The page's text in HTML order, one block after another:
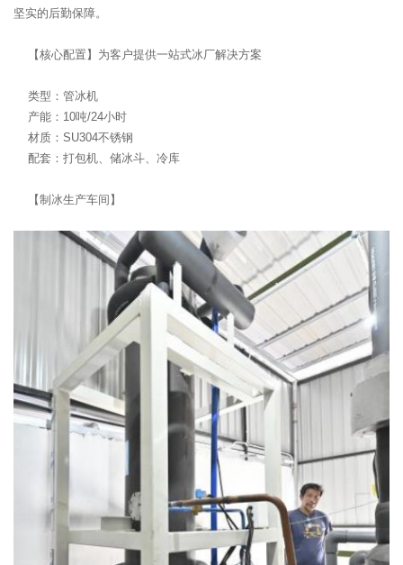
坚实的后勤保障。
【核心配置】为客户提供一站式冰厂解决方案
类型：管冰机
产能：10吨/24小时
材质：SU304不锈钢
配套：打包机、储冰斗、冷库
【制冰生产车间】